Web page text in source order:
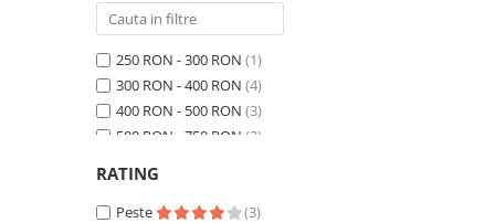
250 RON - 300 RON (1)
300 RON - 400 RON (4)
400 RON - 500 RON (3)
500 RON - 750 RON (3)
Peste 1000 RON
RATING
Peste
(3)